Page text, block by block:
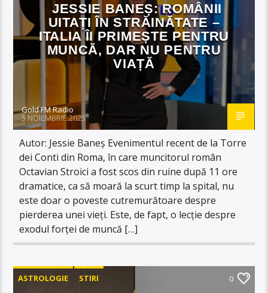
JESSIE BANEȘ: ROMÂNII
UITAȚI ÎN STRĂINĂTATE –
ITALIA ÎI PRIMEȘTE PENTRU
MUNCĂ, DAR NU PENTRU
VIAȚĂ
Gold FM Radio
5 NOIEMBRIE 2025
Autor: Jessie Baneș Evenimentul recent de la Torre
dei Conti din Roma, în care muncitorul român
Octavian Stroici a fost scos din ruine după 11 ore
dramatice, ca să moară la scurt timp la spital, nu
este doar o poveste cutremurătoare despre
pierderea unei vieți. Este, de fapt, o lecție despre
exodul forței de muncă […]
ASTROLOGIE STIRI 0